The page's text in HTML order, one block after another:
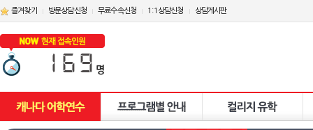
즐겨찾기 방문상담신청 무료수속신청 1:1상담신청 상담게시판